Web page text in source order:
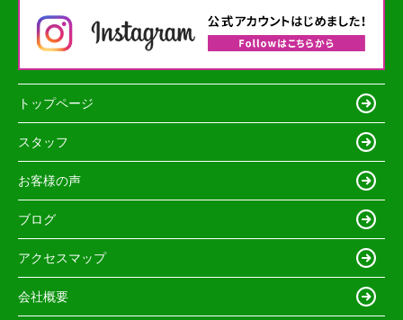
トップページ
スタッフ
お客様の声
ブログ
アクセスマップ
会社概要